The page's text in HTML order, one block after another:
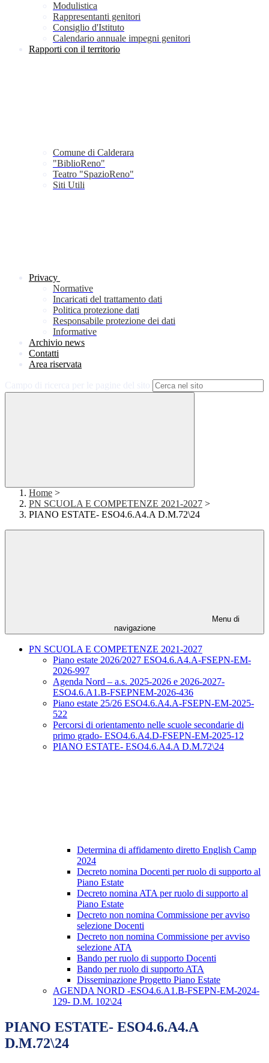
Modulistica
Rappresentanti genitori
Consiglio d'Istituto
Calendario annuale impegni genitori
Rapporti con il territorio
Comune di Calderara
"BiblioReno"
Teatro "SpazioReno"
Siti Utili
Privacy
Normative
Incaricati del trattamento dati
Politica protezione dati
Responsabile protezione dei dati
Informative
Archivio news
Contatti
Area riservata
Home >
PN SCUOLA E COMPETENZE 2021-2027 >
PIANO ESTATE- ESO4.6.A4.A D.M.72\24
Menu di
navigazione
PN SCUOLA E COMPETENZE 2021-2027
Piano estate 2026/2027 ESO4.6.A4.A-FSEPN-EM-
2026-997
Agenda Nord – a.s. 2025-2026 e 2026-2027-
ESO4.6.A1.B-FSEPNEM-2026-436
Piano estate 25/26 ESO4.6.A4.A-FSEPN-EM-2025-
522
Percorsi di orientamento nelle scuole secondarie di
primo grado- ESO4.6.A4.D-FSEPN-EM-2025-12
PIANO ESTATE- ESO4.6.A4.A D.M.72\24
Determina di affidamento diretto English Camp
2024
Decreto nomina Docenti per ruolo di supporto al
Piano Estate
Decreto nomina ATA per ruolo di supporto al
Piano Estate
Decreto non nomina Commissione per avviso
selezione Docenti
Decreto non nomina Commissione per avviso
selezione ATA
Bando per ruolo di supporto Docenti
Bando per ruolo di supporto ATA
Disseminazione Progetto Piano Estate
AGENDA NORD -ESO4.6.A1.B-FSEPN-EM-2024-
129- D.M. 102\24
PIANO ESTATE- ESO4.6.A4.A
D.M.72\24